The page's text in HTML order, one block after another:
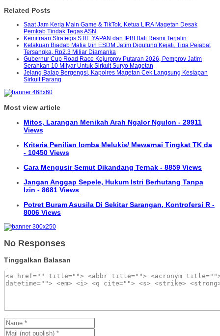
Related Posts
Saat Jam Kerja Main Game & TikTok, Ketua LIRA Magetan Desak
Pemkab Tindak Tegas ASN
Kemitraan Strategis STIE YAPAN dan IPBI Bali Resmi Terjalin
Kelakuan Biadab Mafia Izin ESDM Jatim Digulung Kejati, Tiga Pejabat
Tersangka, Rp2,3 Miliar Diamanka
Gubernur Cup Road Race Kejurprov Putaran 2026, Pemprov Jatim
Serahkan 10 Milyar Untuk Sirkuit Suryo Magetan
Jelang Balap Bergengsi, Kapolres Magetan Cek Langsung Kesiapan
Sirkuit Parang
Most view article
Mitos, Larangan Menikah Arah Ngalor Ngulon - 29911
Views
Kriteria Penilian lomba Melukis/ Mewarnai Tingkat TK da
- 10450 Views
Cara Mengusir Semut Dikandang Ternak - 8859 Views
Jangan Anggap Sepele, Hukum Istri Berhutang Tanpa
Izin - 8681 Views
Potret Buram Asusila Di Sekitar Sarangan, Kontrofersi R -
8006 Views
No Responses
Tinggalkan Balasan